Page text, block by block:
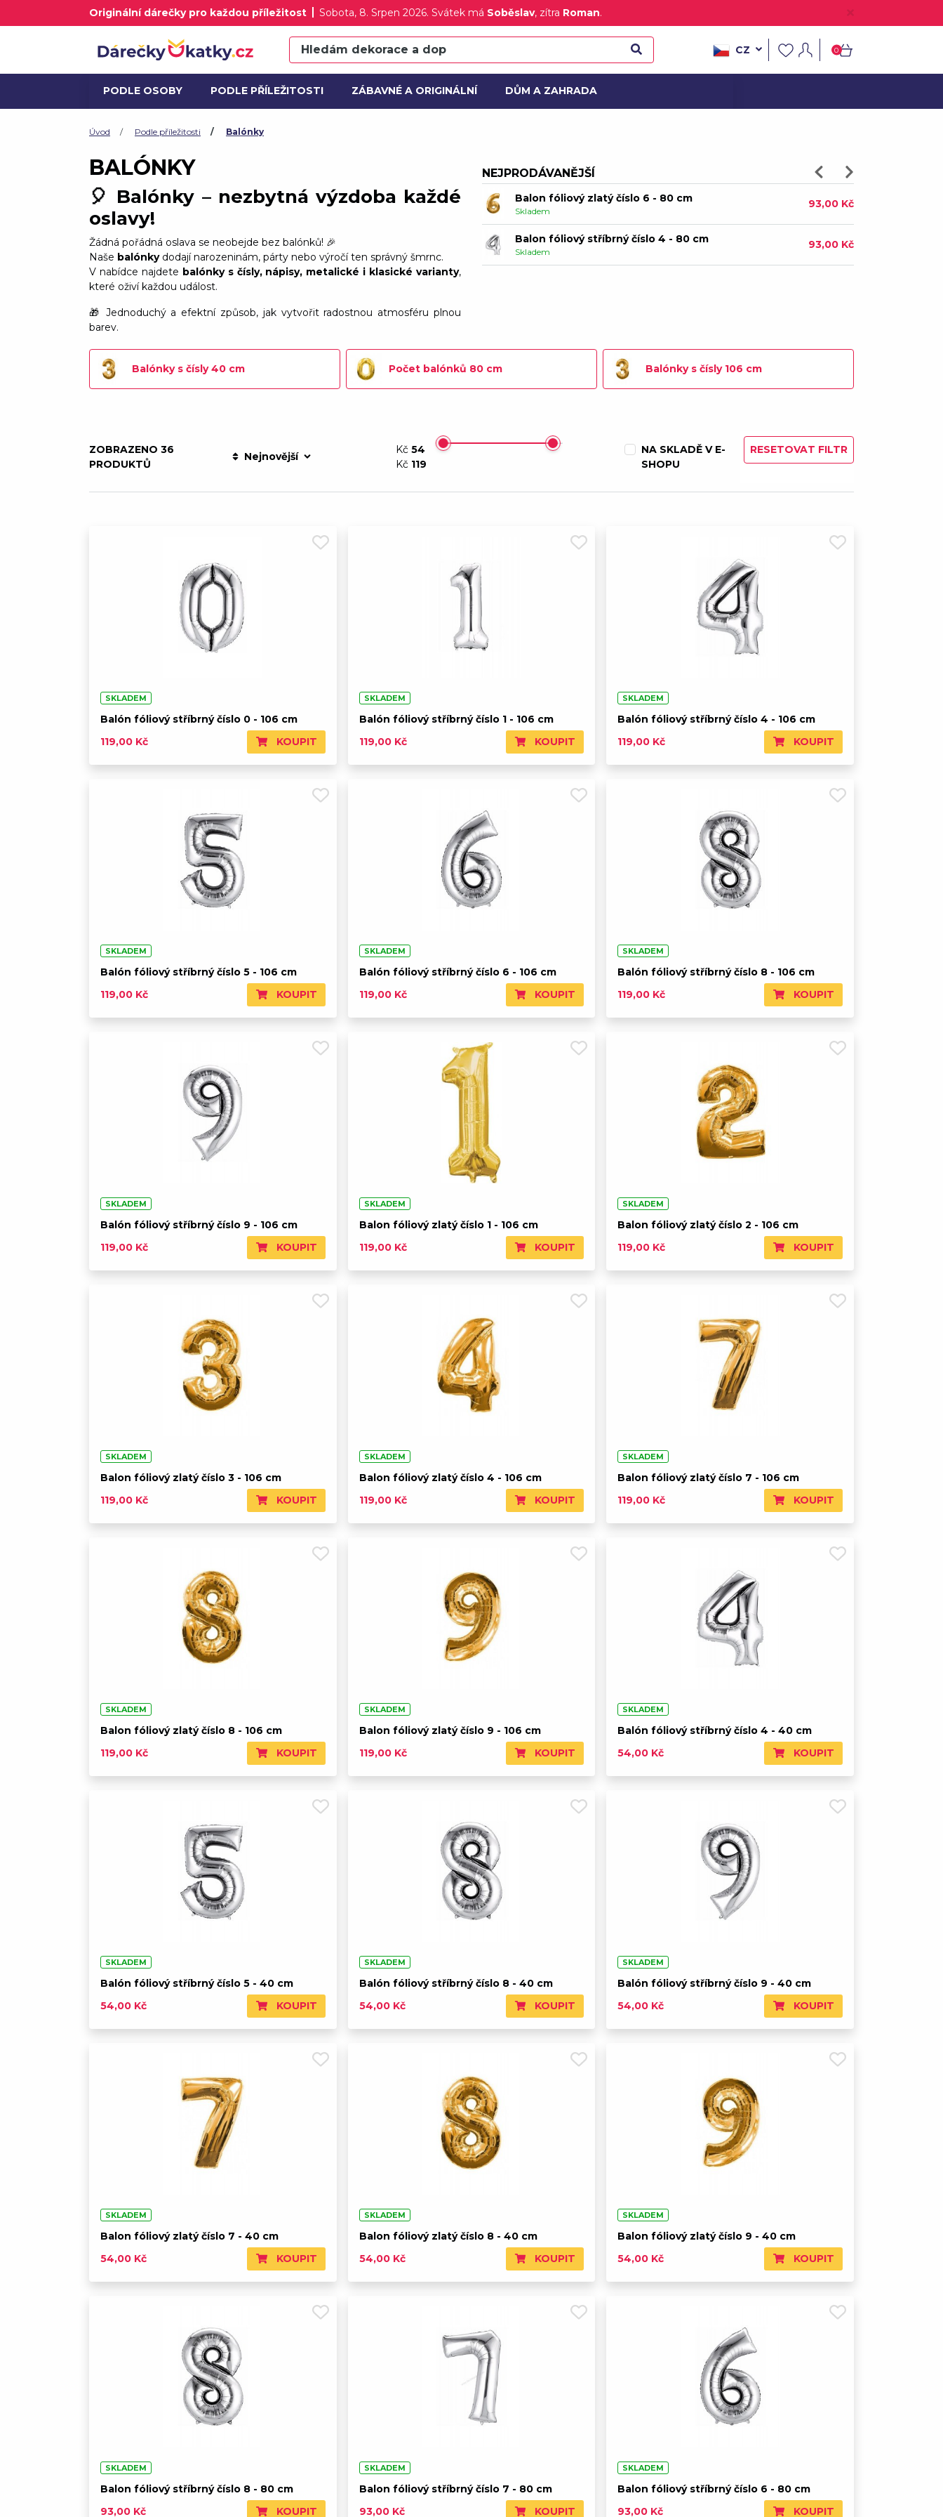
Originální dárečky pro každou příležitost Sobota, 8. Srpen 2026. Svátek má Soběslav, zítra Roman.
CZ 0
PODLE OSOBY PODLE PŘÍLEŽITOSTI ZÁBAVNÉ A ORIGINÁLNÍ DŮM A ZAHRADA
ALKOHOL A DÁRKOVÉ SETY
Úvod Podle příležitosti Balónky
BALÓNKY
🎈 Balónky – nezbytná výzdoba každé
oslavy!
Žádná pořádná oslava se neobejde bez balónků! 🎉
Naše balónkydodají narozeninám, párty nebo výročí ten správný šmrnc.
V nabídce najdete balónky s čísly, nápisy, metalické i klasické varianty,
které oživí každou událost.
🎁 Jednoduchý a efektní způsob, jak vytvořit radostnou atmosféru plnou
barev.
NEJPRODÁVANĚJŠÍ
Balon fóliový zlatý číslo 0 - 106 cm 119,00 Kč
Balón fóliový stříbrný číslo 3 - 106 cm
Není skladem
Skladem
Balon fóliový zlatý číslo 4 - 106 cm
Skladem
119,00 Kč
Balon fóliový stříbrný číslo 3 - 80 cm
Skladem
93,00 Kč
Balon fóliový zlatý číslo 0 - 106 cm
Balon fóliový zlatý číslo 6 - 80 cm 93,00 Kč
Skladem
Balónky s čísly 40 cm Počet balónků 80 cm Balónky s čísly 106 cm
ZOBRAZENO 36
PRODUKTŮ
Nejnovější
Kč 54
Kč 119
NA SKLADĚ V E-
SHOPU
RESETOVAT FILTR
SKLADEM
Balón fóliový stříbrný číslo 0 - 106 cm
119,00 Kč
KOUPIT
SKLADEM
Balón fóliový stříbrný číslo 1 - 106 cm
119,00 Kč
KOUPIT
SKLADEM
Balón fóliový stříbrný číslo 4 - 106 cm
119,00 Kč
KOUPIT
SKLADEM
Balón fóliový stříbrný číslo 5 - 106 cm
119,00 Kč
KOUPIT
SKLADEM
Balón fóliový stříbrný číslo 6 - 106 cm
119,00 Kč
KOUPIT
SKLADEM
Balón fóliový stříbrný číslo 8 - 106 cm
119,00 Kč
KOUPIT
SKLADEM
Balón fóliový stříbrný číslo 9 - 106 cm
119,00 Kč
KOUPIT
SKLADEM
Balon fóliový zlatý číslo 1 - 106 cm
119,00 Kč
KOUPIT
SKLADEM
Balon fóliový zlatý číslo 2 - 106 cm
119,00 Kč
KOUPIT
SKLADEM
Balon fóliový zlatý číslo 3 - 106 cm
119,00 Kč
KOUPIT
SKLADEM
Balon fóliový zlatý číslo 4 - 106 cm
119,00 Kč
KOUPIT
SKLADEM
Balon fóliový zlatý číslo 7 - 106 cm
119,00 Kč
KOUPIT
SKLADEM
Balon fóliový zlatý číslo 8 - 106 cm
119,00 Kč
KOUPIT
SKLADEM
Balon fóliový zlatý číslo 9 - 106 cm
119,00 Kč
KOUPIT
SKLADEM
Balón fóliový stříbrný číslo 4 - 40 cm
54,00 Kč
KOUPIT
SKLADEM
Balón fóliový stříbrný číslo 5 - 40 cm
54,00 Kč
KOUPIT
SKLADEM
Balón fóliový stříbrný číslo 8 - 40 cm
54,00 Kč
KOUPIT
SKLADEM
Balón fóliový stříbrný číslo 9 - 40 cm
54,00 Kč
KOUPIT
SKLADEM
Balon fóliový zlatý číslo 7 - 40 cm
54,00 Kč
KOUPIT
SKLADEM
Balon fóliový zlatý číslo 8 - 40 cm
54,00 Kč
KOUPIT
SKLADEM
Balon fóliový zlatý číslo 9 - 40 cm
54,00 Kč
KOUPIT
SKLADEM
Balon fóliový stříbrný číslo 8 - 80 cm
93,00 Kč
KOUPIT
SKLADEM
Balon fóliový stříbrný číslo 7 - 80 cm
93,00 Kč
KOUPIT
SKLADEM
Balon fóliový stříbrný číslo 6 - 80 cm
93,00 Kč
KOUPIT